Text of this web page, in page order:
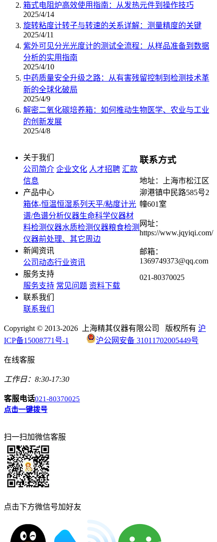
箱式电阻炉高效使用指南：从发热元件到操作技巧
2025/4/14
旋转粘度计转子与转速的关系详解：测量精度的关键
2025/4/11
紫外可见分光光度计的测试全流程：从样品准备到数据
分析的实用指南
2025/4/10
中药质量安全升级之路：从有害残留控制到检测技术革
新的全球化破局
2025/4/9
解密二氧化碳培养箱：如何推动生物医学、农业与工业
的创新发展
2025/4/8
关于我们
公司简介 企业文化 人才招聘 汇款
信息
产品中心
箱体-恒温恒湿系列 天平/粘度计光
谱/色谱分析仪器生命科学仪器材
料检测仪器水质检测仪器粮食检测
仪器前处理、其它周边
新闻资讯
公司动态行业资讯
服务支持
服务支持 常见问题 资料下载
联系我们
联系我们
联系方式
地址：上海市松江区
泖港镇中民路585号2
幢601室
网址：
https://www.jqyiqi.com/
邮箱：
1369749373@qq.com
021-80370025
Copyright © 2013-2026 上海精其仪器有限公司 版权所有 沪
ICP备15008771号-1
沪公网安备 31011702005449号
在线客服
工作日：8:30-17:30
客服电话021-80370025
点击一键拨号
扫一扫加微信客服
点击下方微信号加好友